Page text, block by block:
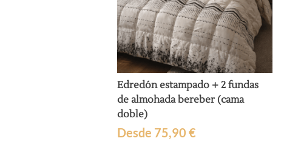
Edredón estampado + 2 fundas
de almohada bereber (cama
doble)
Desde 75,90 €